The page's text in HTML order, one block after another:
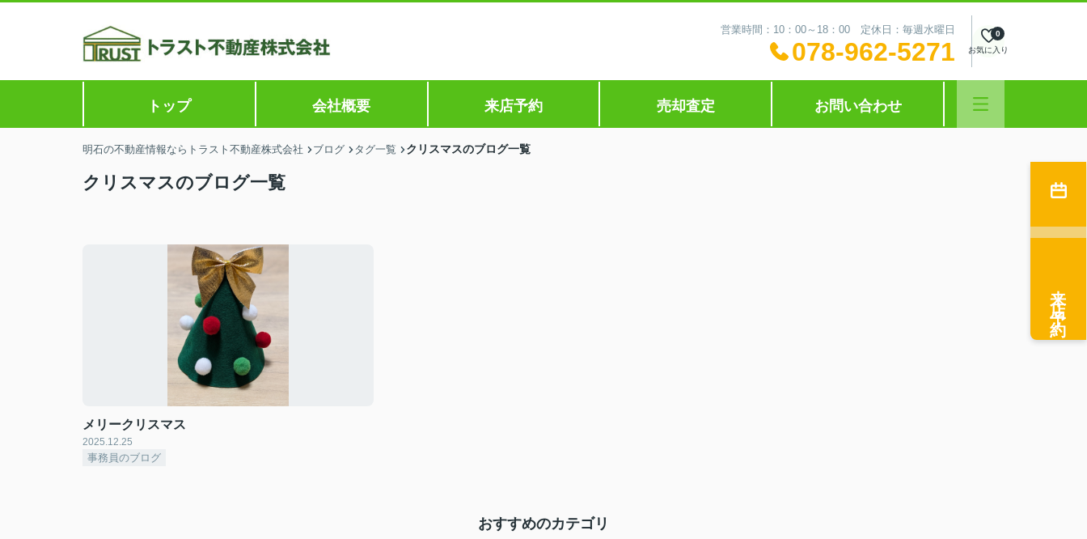
営業時間：10：00～18：00 定休日：毎週水曜日
078-962-5271 お気に入り
0
トップ 会社概要 来店予約 売却査定 お問い合わせ
明石の不動産情報ならトラスト不動産株式会社 ブログ タグ一覧 クリスマスのブログ一覧
クリスマスのブログ一覧
メリークリスマス
2025.12.25
事務員のブログ
おすすめのカテゴリ
来店予約